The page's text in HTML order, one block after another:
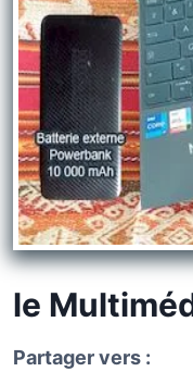
le
Partager vers :
k
y